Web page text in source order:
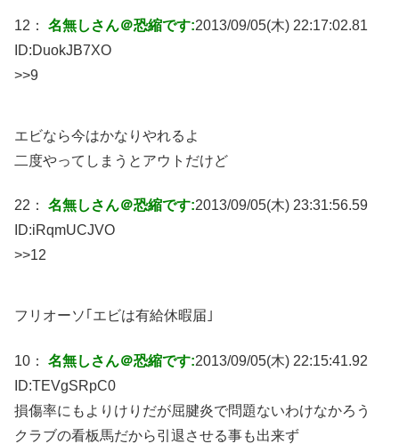
12： 名無しさん＠恐縮です:2013/09/05(木) 22:17:02.81
ID:DuokJB7XO
>>9
エビなら今はかなりやれるよ
二度やってしまうとアウトだけど
22： 名無しさん＠恐縮です:2013/09/05(木) 23:31:56.59
ID:iRqmUCJVO
>>12
フリオーソ｢エビは有給休暇届｣
10： 名無しさん＠恐縮です:2013/09/05(木) 22:15:41.92
ID:TEVgSRpC0
損傷率にもよりけりだが屈腱炎で問題ないわけなかろう
クラブの看板馬だから引退させる事も出来ず